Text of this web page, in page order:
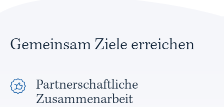
Gemeinsam Ziele erreichen
Partnerschaftliche
Zusammenarbeit